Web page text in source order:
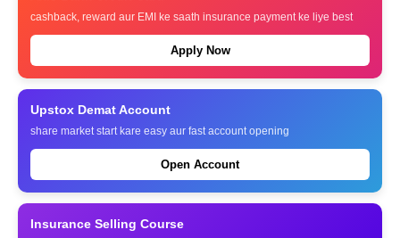
cashback, reward aur EMI ke saath insurance payment ke liye best
Apply Now
Upstox Demat Account
share market start kare easy aur fast account opening
Open Account
Insurance Selling Course